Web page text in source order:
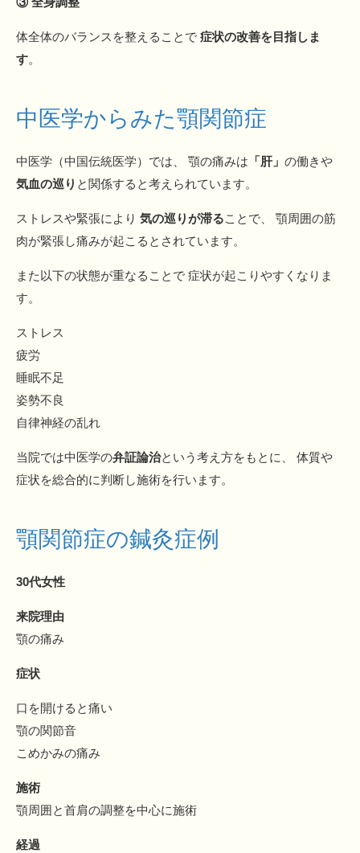
体全体のバランスを整えることで 症状の改善を目指しま
す。
中医学からみた顎関節症
中医学（中国伝統医学）では、 顎の痛みは 「肝」 の働きや
気血の巡り と関係すると考えられています。
ストレスや緊張により 気の巡りが滞ることで、 顎周囲の筋
肉が緊張し痛みが起こるとされています。
また以下の状態が重なることで 症状が起こりやすくなりま
す。
ストレス
疲労
睡眠不足
姿勢不良
自律神経の乱れ
当院では中医学の弁証論治という考え方をもとに、 体質や
症状を総合的に判断し施術を行います。
顎関節症の鍼灸症例
30代女性
来院理由
顎の痛み
症状
口を開けると痛い
顎の関節音
こめかみの痛み
施術
顎周囲と首肩の調整を中心に施術
経過